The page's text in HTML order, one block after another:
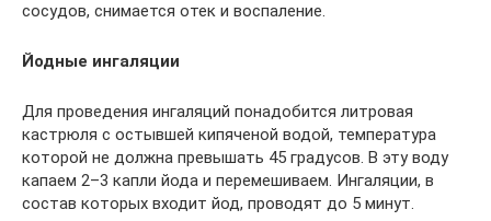
сосудов, снимается отек и воспаление.
Йодные ингаляции
Для проведения ингаляций понадобится литровая
кастрюля с остывшей кипяченой водой, температура
которой не должна превышать 45 градусов. В эту воду
капаем 2–3 капли йода и перемешиваем. Ингаляции, в
состав которых входит йод, проводят до 5 минут.